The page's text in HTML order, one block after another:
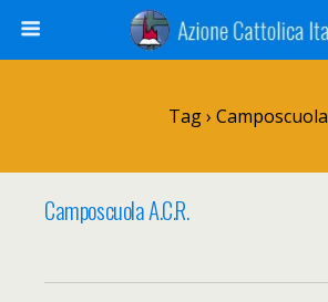
Tag › Camposcuola
Camposcuola A.C.R.